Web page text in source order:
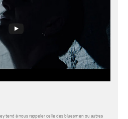
tend à nous rappeler celle des bluesmen ou autres